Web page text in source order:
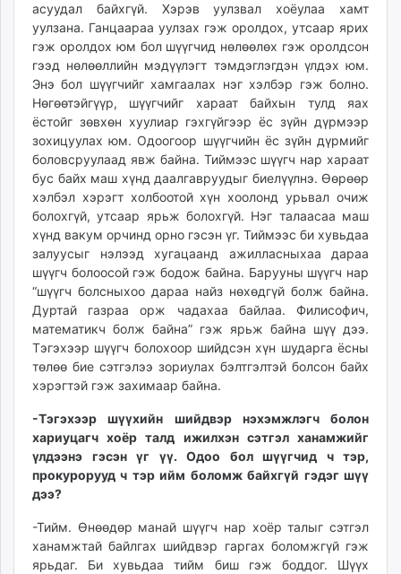
асуудал байхгүй. Хэрэв уулзвал хоёулаа хамт
уулзана. Ганцаараа уулзах гэж оролдох, утсаар ярих
гэж оролдох юм бол шүүгчид нөлөөлөх гэж оролдсон
гээд нөлөөллийн мэдүүлэгт тэмдэглэгдэн үлдэх юм.
Энэ бол шүүгчийг хамгаалах нэг хэлбэр гэж болно.
Нөгөөтэйгүүр, шүүгчийг хараат байхын тулд яах
ёстойг зөвхөн хуулиар гэхгүйгээр ёс зүйн дүрмээр
зохицуулах юм. Одоогоор шүүгчийн ёс зүйн дүрмийг
боловсруулаад явж байна. Тиймээс шүүгч нар хараат
бус байх маш хүнд даалгавруудыг биелүүлнэ. Өөрөөр
хэлбэл хэрэгт холбоотой хүн хоолонд урьвал очиж
болохгүй, утсаар ярьж болохгүй. Нэг талаасаа маш
хүнд вакум орчинд орно гэсэн үг. Тиймээс би хувьдаа
залуусыг нэлээд хугацаанд ажилласныхаа дараа
шүүгч болоосой гэж бодож байна. Барууны шүүгч нар
“шүүгч болсныхоо дараа найз нөхөдгүй болж байна.
Дуртай газраа орж чадахаа байлаа. Филисофич,
математикч болж байна” гэж ярьж байна шүү дээ.
Тэгэхээр шүүгч болохоор шийдсэн хүн шударга ёсны
төлөө бие сэтгэлээ зориулах бэлтгэлтэй болсон байх
хэрэгтэй гэж захимаар байна.
-Тэгэхээр шүүхийн шийдвэр нэхэмжлэгч болон
хариуцагч хоёр талд ижилхэн сэтгэл ханамжийг
үлдээнэ гэсэн үг үү. Одоо бол шүүгчид ч тэр,
прокурорууд ч тэр ийм боломж байхгүй гэдэг шүү
дээ?
-Тийм. Өнөөдөр манай шүүгч нар хоёр талыг сэтгэл
ханамжтай байлгах шийдвэр гаргах боломжгүй гэж
ярьдаг. Би хувьдаа тийм биш гэж боддог. Шүүх